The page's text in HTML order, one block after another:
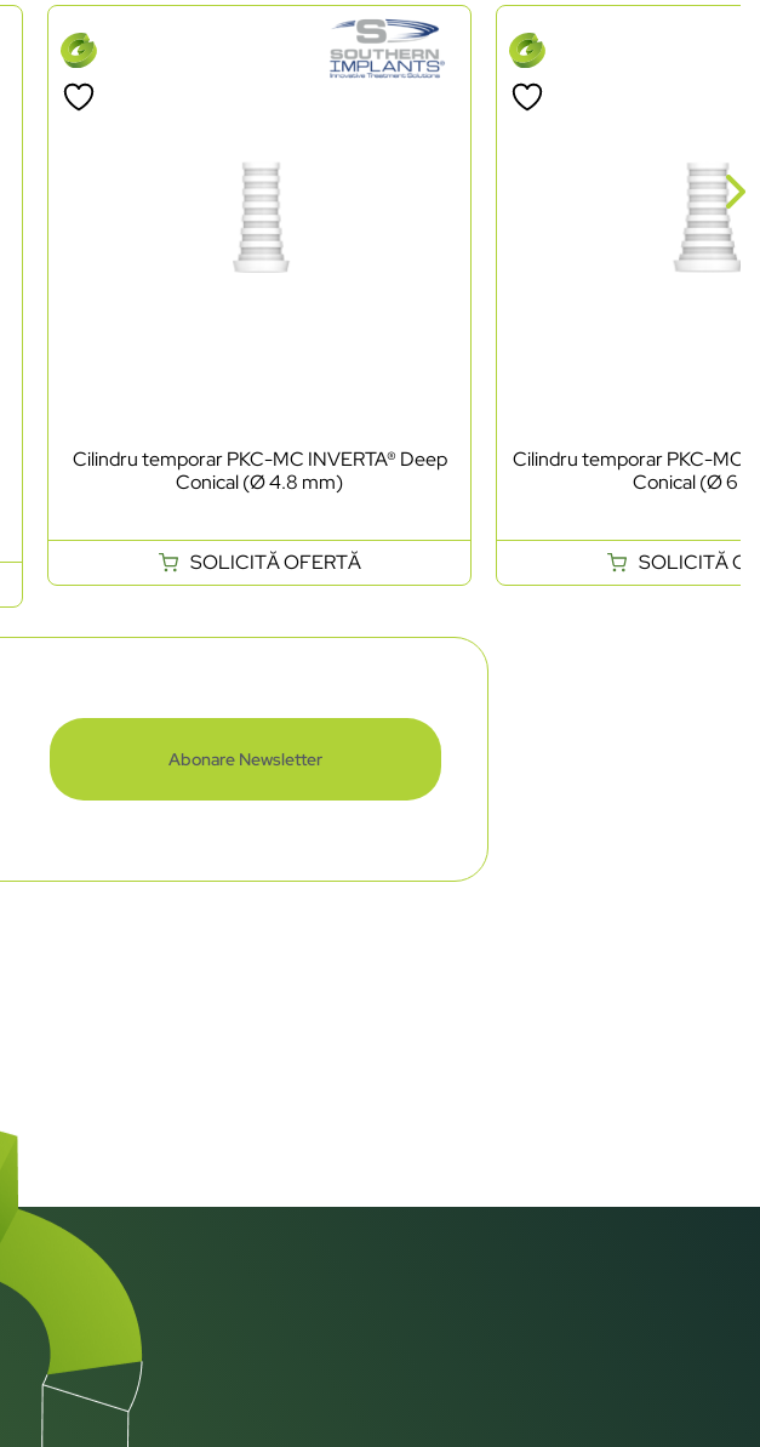
Cilindru temporar PKC-MC INVERTA® Deep
Conical (Ø 4.8 mm)
SOLICITĂ OFERTĂ
Cilindru temporar PKC-
Conical (Ø 6
SOLICITĂ
Abonare Newsletter